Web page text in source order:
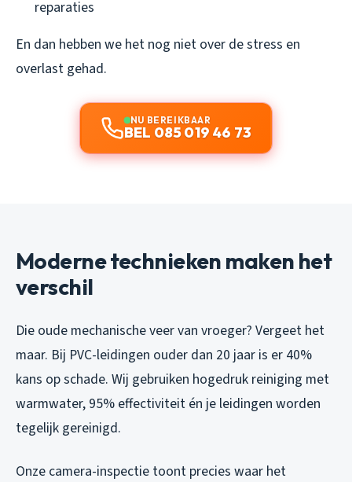
reparaties
En dan hebben we het nog niet over de stress en
overlast gehad.
NU BEREIKBAAR
BEL 085 019 46 73
Moderne technieken maken het
verschil
Die oude mechanische veer van vroeger? Vergeet het
maar. Bij PVC-leidingen ouder dan 20 jaar is er 40%
kans op schade. Wij gebruiken hogedruk reiniging met
warmwater, 95% effectiviteit én je leidingen worden
tegelijk gereinigd.
Onze camera-inspectie toont precies waar het